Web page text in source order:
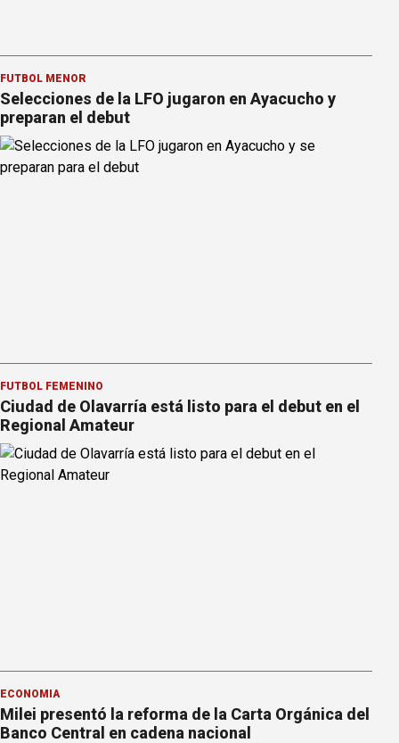
FÚTBOL MENOR
Selecciones de la LFO jugaron en Ayacucho y
preparan el debut
FÚTBOL FEMENINO
Ciudad de Olavarría está listo para el debut en el
Regional Amateur
ECONOMÍA
Milei presentó la reforma de la Carta Orgánica del
Banco Central en cadena nacional